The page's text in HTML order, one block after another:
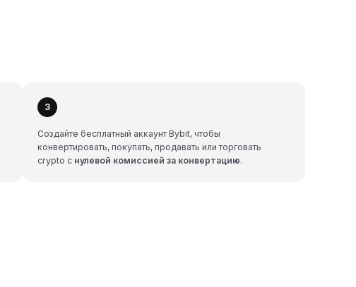
3
Создайте бесплатный аккаунт Bybit, чтобы
конвертировать, покупать, продавать или торговать
crypto с нулевой комиссией за конвертацию.